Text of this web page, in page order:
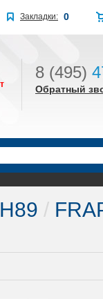
8 (495)
Обратный
/
Закладки: 0